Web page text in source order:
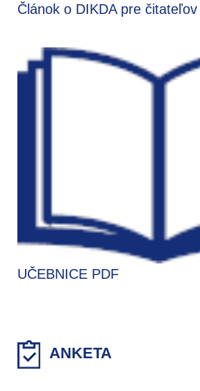
Článok o DIKDA pre čitateľov
UČEBNICE PDF
ANKETA